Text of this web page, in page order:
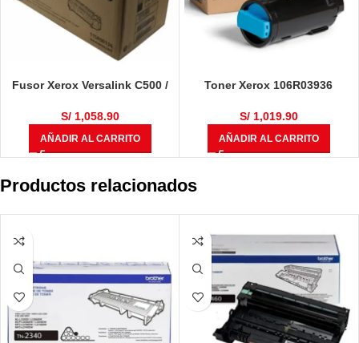
Fusor Xerox Versalink C500 /
S/1,058.90
AÑADIR AL CARRITO
Toner Xerox 106R03936
Páginas
S/1,019.90
AÑADIR AL CARRITO
Productos relacionados